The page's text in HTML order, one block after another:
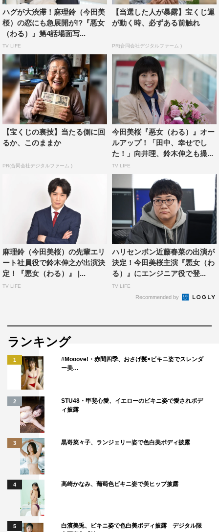
赤澤遼太郎（是政誠役）コメント
『悪女（わる）～働くのがカッコ悪いなんて誰が言った？～』に出演す
今までイチ視聴者として、様々な作品で拝見してきた方々
と同じ世界でお芝居ができる事が本当に嬉しいです！製本
された台本を貰った時の感動は忘れられません……。現場
は様々な刺激に溢れていて、撮影の度に幸せを感じていま
す。
僕の演じる是政誠は仕事の「デキる」小野さんの下で働く
社員。彼なりの思いを大切にしながら、映像の大先輩たち
に必死についていこうとしています。4月の新しい生活に
番組情報
『悪女（わる）～働くのがカッコ悪いなんて誰が言った？
～』
日本テレビ系
第3話 2022年4月27日（水）午後10時～
番組公式HP： https://www.ntv.co.jp/waru2022/
この記事の写真
ハグが大渋滞！麻理鈴（今田美
桜）の恋にも急展開が!?『悪女
（わる）』第4話場面写...
TV LIFE
【当選した人が暴露】宝くじ運
が動く時、必ずある前触れ
PR(合同会社デジタルファーム )
【宝くじの裏技】当たる側に回
るか、このままか
PR(合同会社デジタルファーム )
今田美桜『悪女（わる）』オー
ルアップ！「田中、幸せでし
た！」向井理、鈴木伸之も撮...
TV LIFE
麻理鈴（今田美桜）の先輩エリ
ート社員役で鈴木伸之が出演決
定！『悪女（わる）』 |...
TV LIFE
ハリセンボン近藤春菜の出演が
決定！今田美桜主演『悪女（わ
る）』にエンジニア役で登...
TV LIFE
Recommended by
ランキング
1
#Mooove!・赤間四季、おさげ髪×ビキニ姿でスレンダ
ー美…
2
STU48・甲斐心愛、イエローのビキニ姿で愛されボデ
ィ披露
3 黒嵜菜々子、ランジェリー姿で色白美ボディ披露
4 高崎かなみ、葡萄色ビキニ姿で美ヒップ披露
5
白濱美兎、ビキニ姿で色白美ボディ披露 デジタル限